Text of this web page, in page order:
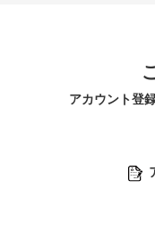
アカウント登